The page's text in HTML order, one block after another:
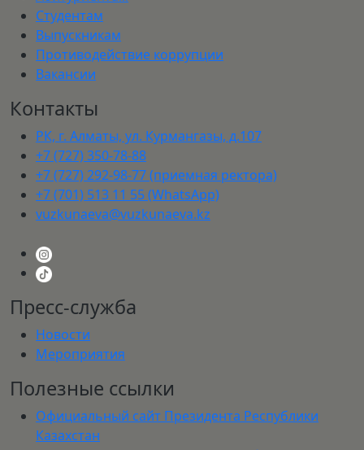
Студентам
Выпускникам
Противодействие коррупции
Вакансии
Контакты
РК, г. Алматы, ул. Курмангазы, д.107
+7 (727) 350-78-88
+7 (727) 292-98-77 (приемная ректора)
+7 (701) 513 11 55 (WhatsApp)
vuzkunaeva@vuzkunaeva.kz
Пресс-служба
Новости
Мероприятия
Полезные ссылки
Официальный сайт Президента Республики
Казахстан